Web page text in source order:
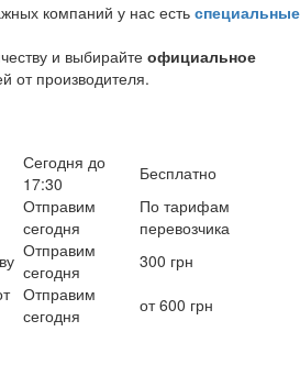
компаний у нас есть специальные
и выбирайте официальное
от производителя.
Сегодня до
17:30
Бесплатно
Отправим
сегодня
По тарифам
перевозчика
Отправим
сегодня
300 грн
Отправим
сегодня
от 600 грн